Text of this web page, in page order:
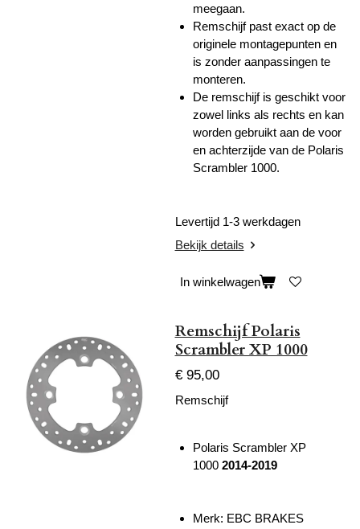
meegaan.
Remschijf past exact op de
originele montagepunten en
is zonder aanpassingen te
monteren.
De remschijf is geschikt voor
zowel links als rechts en kan
worden gebruikt aan de voor
en achterzijde van de Polaris
Scrambler 1000.
Levertijd 1-3 werkdagen
Bekijk details
In winkelwagen
Remschijf Polaris
Scrambler XP 1000
€ 95,00
Remschijf
Polaris Scrambler XP
1000 2014-2019
Merk: EBC BRAKES